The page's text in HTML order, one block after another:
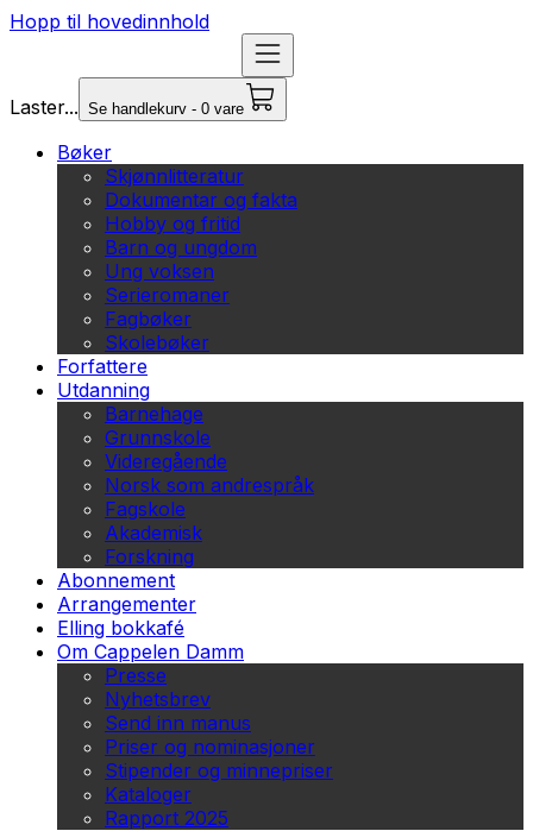
Hopp til hovedinnhold
Laster... Se handlekurv - 0 vare
Bøker
Skjønnlitteratur
Dokumentar og fakta
Hobby og fritid
Barn og ungdom
Ung voksen
Serieromaner
Fagbøker
Skolebøker
Forfattere
Utdanning
Barnehage
Grunnskole
Videregående
Norsk som andrespråk
Fagskole
Akademisk
Forskning
Abonnement
Arrangementer
Elling bokkafé
Om Cappelen Damm
Presse
Nyhetsbrev
Send inn manus
Priser og nominasjoner
Stipender og minnepriser
Kataloger
Rapport 2025